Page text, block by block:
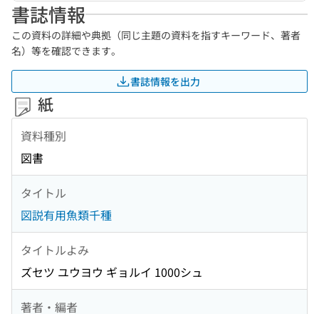
書誌情報
この資料の詳細や典拠（同じ主題の資料を指すキーワード、著者
名）等を確認できます。
書誌情報を出力
紙
資料種別
図書
タイトル
図説有用魚類千種
タイトルよみ
ズセツ ユウヨウ ギョルイ 1000シュ
著者・編者